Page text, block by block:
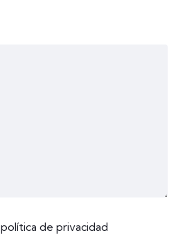
política de privacidad